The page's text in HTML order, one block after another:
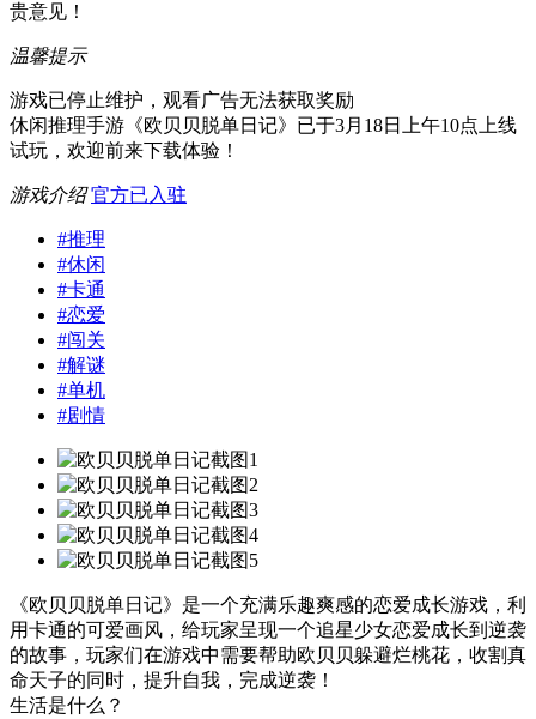
贵意见！
温馨提示
游戏已停止维护，观看广告无法获取奖励
休闲推理手游《欧贝贝脱单日记》已于3月18日上午10点上线
试玩，欢迎前来下载体验！
游戏介绍 官方已入驻
#推理
#休闲
#卡通
#恋爱
#闯关
#解谜
#单机
#剧情
《欧贝贝脱单日记》是一个充满乐趣爽感的恋爱成长游戏，利
用卡通的可爱画风，给玩家呈现一个追星少女恋爱成长到逆袭
的故事，玩家们在游戏中需要帮助欧贝贝躲避烂桃花，收割真
命天子的同时，提升自我，完成逆袭！
生活是什么？